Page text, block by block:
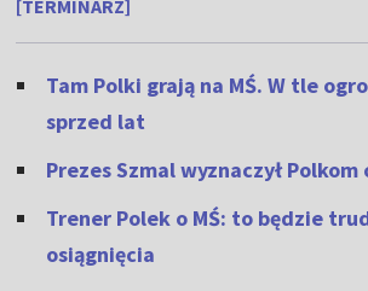
[TERMINARZ]
Tam Polki grają na MŚ. W tle
sprzed lat
Prezes Szmal wyznaczył Polkom
Trener Polek o MŚ: to będzie
osiągnięcia